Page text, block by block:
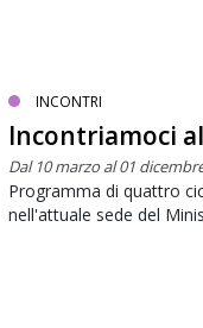
INCONTRI
Incontriamoci
Dal 10 marzo al 01
Programma di quattro
nell'attuale sede del